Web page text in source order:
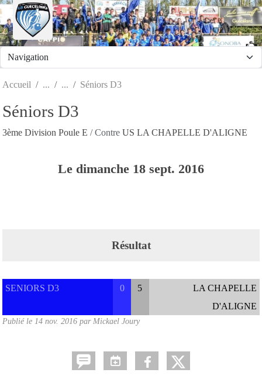
Accueil Séniors D3
Séniors D3
3ème Division Poule E / Contre US LA CHAPELLE D'ALIGNE
Le dimanche 18 sept. 2016
Résultat
SENIORS D3 0 5
LA CHAPELLE
D'ALIGNE
Publié le 14 nov. 2016 parMickael Joury
Panneau de gestion des cookies